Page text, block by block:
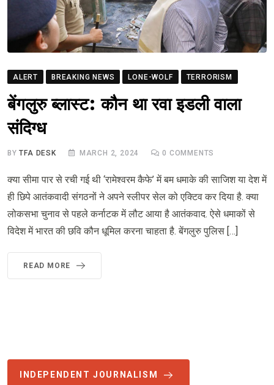
ALERT BREAKING NEWS LONE-WOLF TERRORISM
बेंगलुरु ब्लास्ट: कौन था रवा इडली वाला
संदिग्ध
BYTFA DESK MARCH 2, 2024 0 COMMENTS
क्या सीमा पार से रची गई थी ‘रामेश्वरम कैफे’ में बम धमाके की साजिश या देश में
ही छिपे आतंकवादी संगठनों ने अपने स्लीपर सेल को एक्टिव कर दिया है. क्या
लोकसभा चुनाव से पहले कर्नाटक में लौट आया है आतंकवाद. ऐसे धमाकों से
विदेश में भारत की छवि कौन धूमिल करना चाहता है. बेंगलुरु पुलिस […]
READ MORE
INDEPENDENT JOURNALISM